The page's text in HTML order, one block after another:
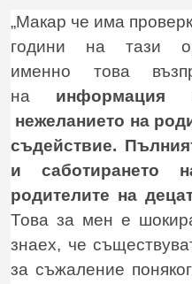
„Макар че има
години на тази
именно това
на информация
нежеланието на
съдействие.
и саботирането
родителите на
Това за мен е
знаех, че
за съжаление